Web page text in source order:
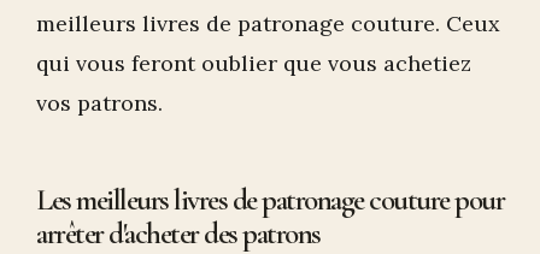
meilleurs livres de patronage couture. Ceux
qui vous feront oublier que vous achetiez
vos patrons.
Les meilleurs livres de patronage couture pour
arrêter d'acheter des patrons